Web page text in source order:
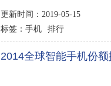
更新时间：2019-05-15
标签： 手机 排行
2014全球智能手机份